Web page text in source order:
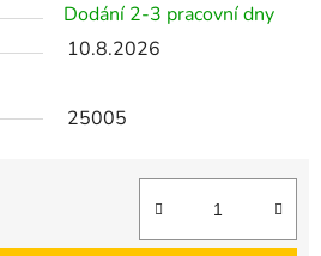
Dodání 2-3 pracovní dny
10.8.2026
25005